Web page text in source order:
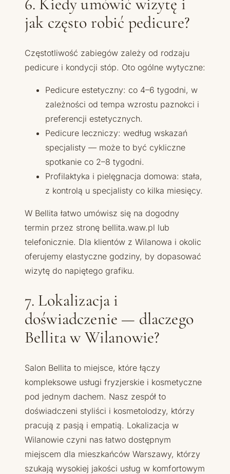
jak często robić pedicure?
Częstotliwość zabiegów zależy od rodzaju
pedicure i kondycji stóp. Oto ogólne wytyczne:
Pedicure estetyczny: co 4–6 tygodni, w
zależności od tempa wzrostu paznokci i
preferencji estetycznych.
Pedicure leczniczy: według wskazań
specjalisty — może to być cykliczne
spotkanie co 2–8 tygodni.
Profilaktyka i pielęgnacja domowa: stała,
z kontrolą u specjalisty co kilka miesięcy.
W Bellita łatwo umówisz się na dogodny
termin przez stronę bellita.waw.pl lub
telefonicznie. Dla klientów z Wilanowa i okolic
oferujemy elastyczne godziny, by dopasować
wizytę do napiętego grafiku.
7. Lokalizacja i
doświadczenie — dlaczego
Bellita w Wilanowie?
Salon Bellita to miejsce, które łączy
kompleksowe usługi fryzjerskie i kosmetyczne
pod jednym dachem. Nasz zespół to
doświadczeni styliści i kosmetolodzy, którzy
pracują z pasją i empatią. Lokalizacja w
Wilanowie czyni nas łatwo dostępnym
miejscem dla mieszkańców Warszawy, którzy
szukają wysokiej jakości usług w komfortowym